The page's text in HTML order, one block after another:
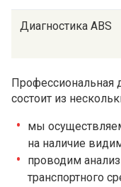
Диагностика ABS
Профессиональная
состоит из
мы
на наличие
проводим
транспортного